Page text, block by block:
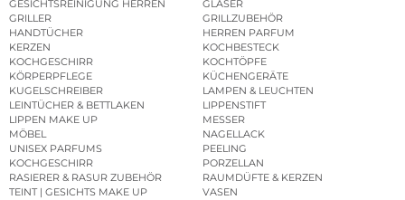
GESICHTSREINIGUNG HERREN
GLÄSER
GRILLER
GRILLZUBEHÖR
HANDTÜCHER
HERREN PARFUM
KERZEN
KOCHBESTECK
KOCHGESCHIRR
KOCHTÖPFE
KÖRPERPFLEGE
KÜCHENGERÄTE
KUGELSCHREIBER
LAMPEN & LEUCHTEN
LEINTÜCHER & BETTLAKEN
LIPPENSTIFT
LIPPEN MAKE UP
MESSER
MÖBEL
NAGELLACK
UNISEX PARFUMS
PEELING
KOCHGESCHIRR
PORZELLAN
RASIERER & RASUR ZUBEHÖR
RAUMDÜFTE & KERZEN
TEINT | GESICHTS MAKE UP
VASEN